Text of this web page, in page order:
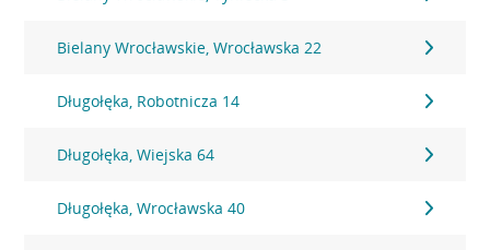
Bielany Wrocławskie, Wrocławska 22
Długołęka, Robotnicza 14
Długołęka, Wiejska 64
Długołęka, Wrocławska 40